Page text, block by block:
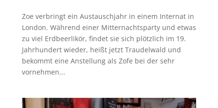
Zoe verbringt ein Austauschjahr in einem Internat in
London. Während einer Mitternachtsparty und etwas
zu viel Erdbeerlikör, findet sie sich plötzlich im 19.
Jahrhundert wieder, heißt jetzt Traudelwald und
bekommt eine Anstellung als Zofe bei der sehr
vornehmen...